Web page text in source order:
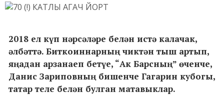
2018 ел күп нәрсәләре белән истә калачак,
әлбәттә. Биткоиннарның чиктән тыш артып,
яңадан арзанаеп бетүе, “Ак Барсның” өченче,
Данис Зариповның бишенче Гагарин кубогы,
татар теле белән булган матавыклар.